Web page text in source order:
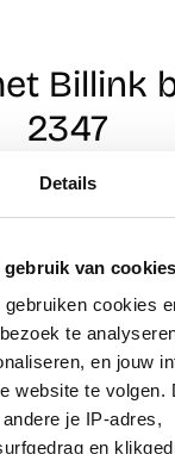
Details
gebruik van cookies
cookies
te
en jouw
website te volgen.
je IP-adres,
en
Billink
2347
Naar winkels